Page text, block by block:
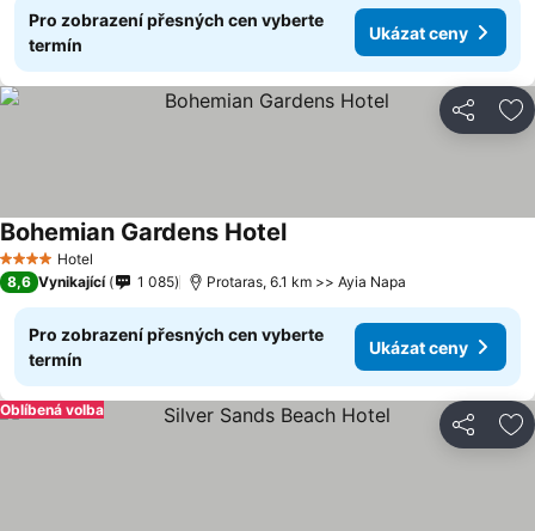
Pro zobrazení přesných cen vyberte
termín
Ukázat ceny
Sdílet
4 Počet hvězdiček
Hotel
Bohemian Gardens HotelUkázat ceny
8,6 Vynikající 1 085 Protaras, 6.1 km >> Ayia Napa
Pro zobrazení přesných cen vyberte
termín
Ukázat ceny
Sdílet
Oblíbená volba